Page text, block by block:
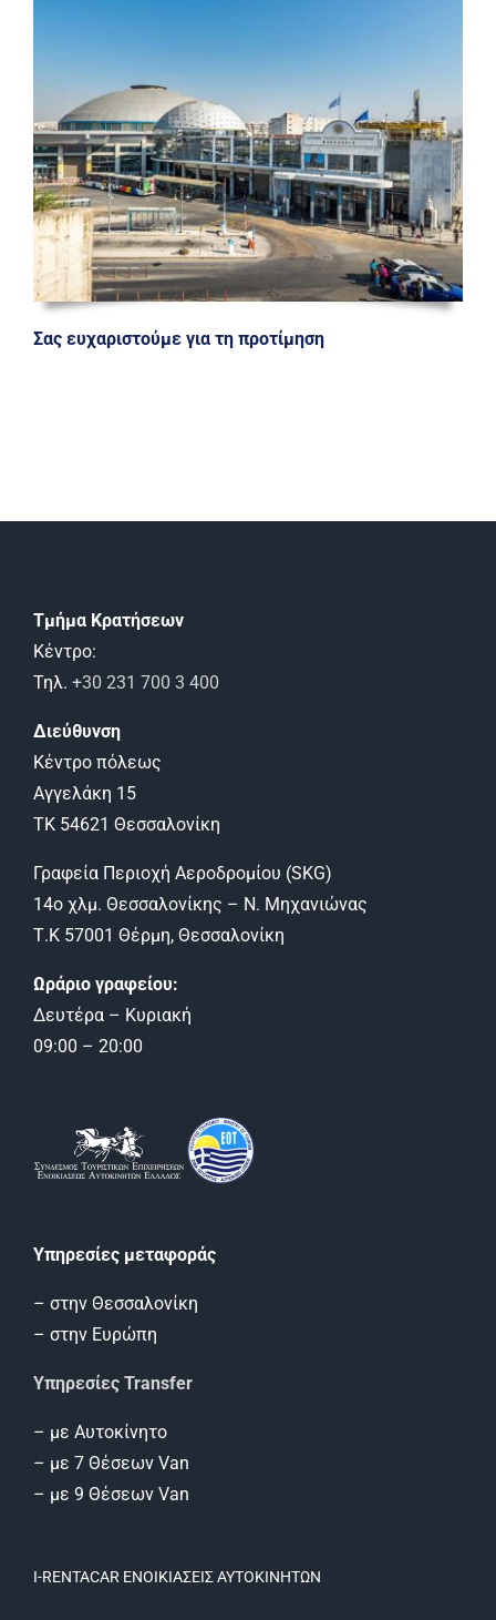
Σας ευχαριστούμε για τη προτίμηση
Τμήμα Κρατήσεων
Κέντρο:
Τηλ. +30 231 700 3 400
Διεύθυνση
Κέντρο πόλεως
Αγγελάκη 15
ΤΚ 54621 Θεσσαλονίκη
Γραφεία Περιοχή Αεροδρομίου (SKG)
14ο χλμ. Θεσσαλονίκης – Ν. Μηχανιώνας
Τ.Κ 57001 Θέρμη, Θεσσαλονίκη
Ωράριο γραφείου:
Δευτέρα – Κυριακή
09:00 – 20:00
Υπηρεσίες μεταφοράς
– στηv Θεσσαλονίκη
– στην Ευρώπη
Υπηρεσίες Transfer
– με Αυτοκίνητο
– με 7 Θέσεων Van
– με 9 Θέσεων Van
I-RENTACAR ΕΝΟΙΚΙΑΣΕΙΣ ΑΥΤΟΚΙΝΗΤΩΝ